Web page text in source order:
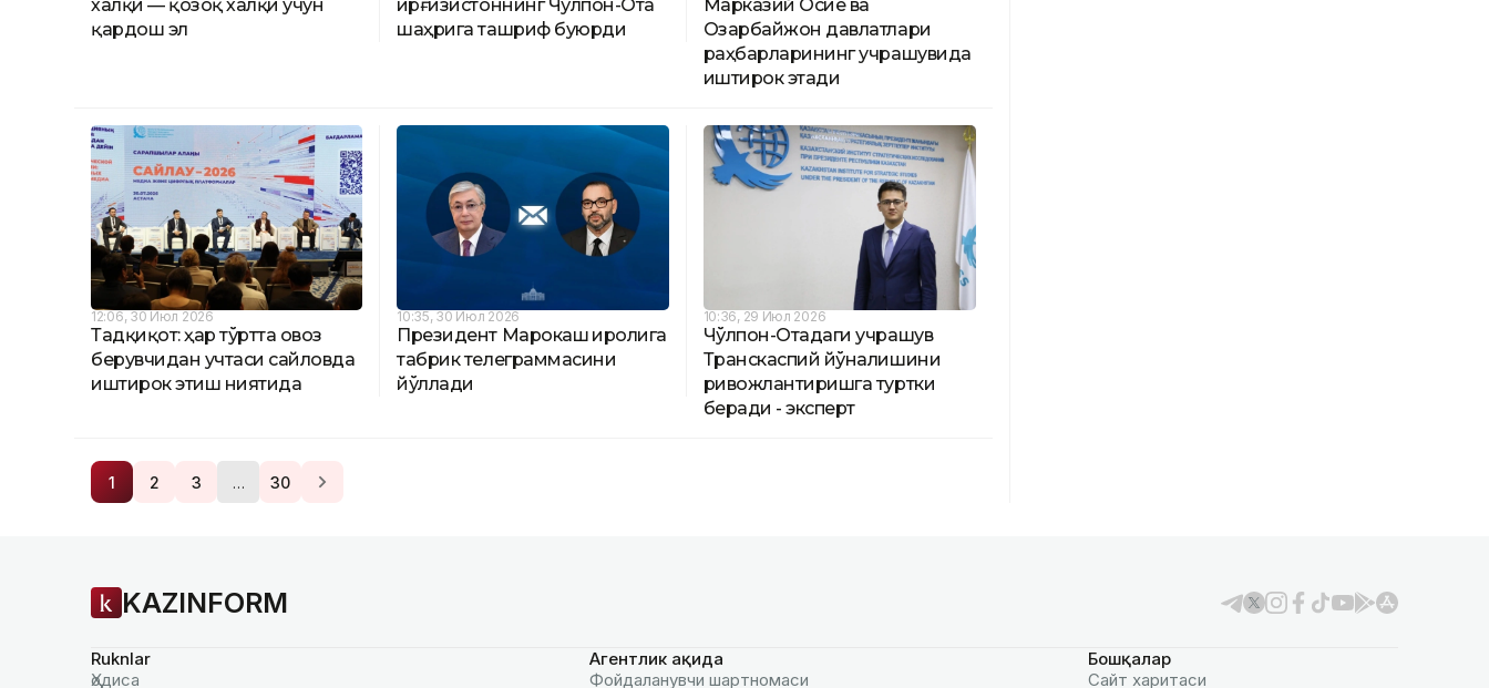
халқи — қозоқ халқи учун
қардош эл
Қирғизистоннинг Чўлпон-Ота
шаҳрига ташриф буюрди
Марказий Осиё ва
Озарбайжон давлатлари
раҳбарларининг учрашувида
иштирок этади
12:06, 30 Июл 2026
Тадқиқот: ҳар тўртта овоз
берувчидан учтаси сайловда
иштирок этиш ниятида
10:35, 30 Июл 2026
Президент Марокаш Қиролига
табрик телеграммасини
йўллади
10:36, 29 Июл 2026
Чўлпон-Отадаги учрашув
Транскаспий йўналишини
ривожлантиришга туртки
беради - эксперт
1 2 3 … 30
KAZINFORM
Ruknlar
Ҳодиса
Агентлик ҳақида
Фойдаланувчи шартномаси
Бошқалар
Сайт харитаси